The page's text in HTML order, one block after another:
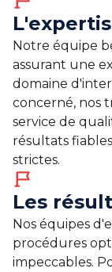
Notre équipe
assurant une
domaine
concerné, nos
service de
résultats
strictes.
Les
Nos équipes
procédures
impeccables.